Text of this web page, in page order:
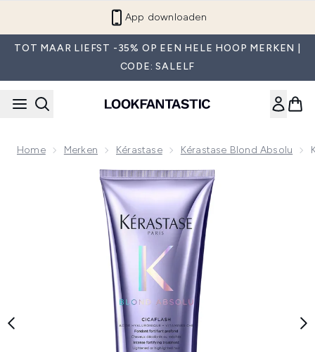
App downloaden
TOT MAAR LIEFST -35% OP EEN HELE HOOP MERKEN |
CODE: SALELF
Home Merken Kérastase Kérastase Blond Absolu
Now showing image 1 Kérastase Blond Absolu Cicaflash